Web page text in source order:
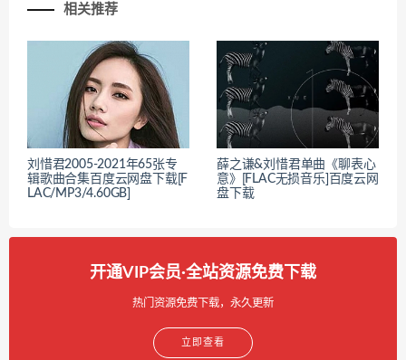
相关推荐
刘惜君2005-2021年65张专
辑歌曲合集百度云网盘下载[F
LAC/MP3/4.60GB]
薛之谦&刘惜君单曲《聊表心
意》[FLAC无损音乐]百度云网
盘下载
开通VIP会员·全站资源免费下载
热门资源免费下载，永久更新
立即查看